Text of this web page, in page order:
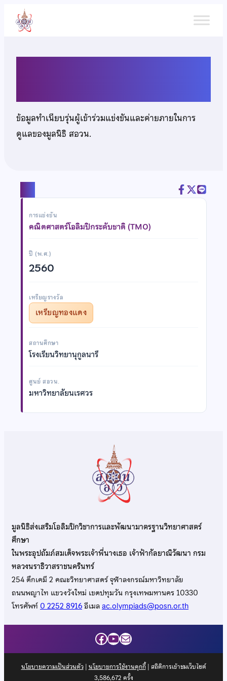
เนื้อหา
ข้อมูลทำเนียบรุ่นผู้เข้าร่วมแข่งขันและค่ายภายในการ
ดูแลของมูลนิธิ สอวน.
การแข่งขัน
คณิตศาสตร์โอลิมปิกระดับชาติ (TMO)
ปี (พ.ศ.)
2560
เหรียญรางวัล
เหรียญทองแดง
สถานศึกษา
โรงเรียนวิทยานุกูลนารี
ศูนย์ สอวน.
มหาวิทยาลัยนเรศวร
มูลนิธิส่งเสริมโอลิมปิกวิชาการและพัฒนามาตรฐานวิทยาศาสตร์
ศึกษา
ในพระอุปถัมภ์สมเด็จพระเจ้าพี่นางเธอ เจ้าฟ้ากัลยาณิวัฒนา กรม
หลวงนราธิวาสราชนครินทร์
254 ตึกเคมี 2 คณะวิทยาศาสตร์ จุฬาลงกรณ์มหาวิทยาลัย
ถนนพญาไท แขวงวังใหม่ เขตปทุมวัน กรุงเทพมหานคร 10330
โทรศัพท์0 2252 8916อีเมลac.olympiads@posn.or.th
Facebook
YouTube
Mail
นโยบายความเป็นส่วนตัว| นโยบายการใช้งานคุกกี้| สถิติการเข้าชมเว็บไซต์
3,586,672 ครั้ง